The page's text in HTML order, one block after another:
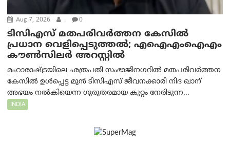
Aug 7, 2026 . 0
ടിസിഎസ് മതപരിവർത്തന കേസിൽ
പ്രധാന വെളിപ്പെടുത്തൽ; എഐഎംഐഎം
കൗൺസിലർ അറസ്റ്റിൽ
മഹാരാഷ്ട്രയിലെ ഛത്രപതി സംഭാജിനഗറിൽ മതപരിവർത്തന
കേസിൽ ഉൾപ്പെട്ട മുൻ ടിസിഎസ് ജീവനക്കാരി നിദ ഖാന്
അഭയം നൽകിയെന്ന ഗുരുതരമായ കുറ്റം നേരിടുന്ന...
INDIA